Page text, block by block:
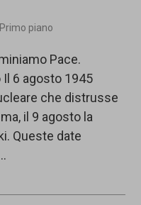
Primo piano
Pace.
6 agosto 1945
che distrusse
il 9 agosto la
Queste date